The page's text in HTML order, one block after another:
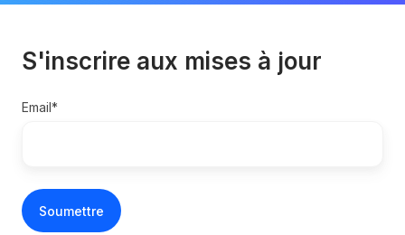
S'inscrire aux mises à jour
Email*